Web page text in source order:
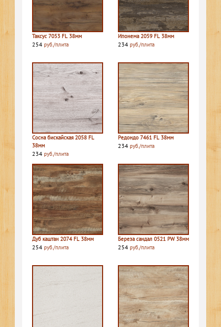
Таксус 7053 FL 38мм
254 руб./плита
Ипонема 2059 FL 38мм
234 руб./плита
Сосна бискайская 2058 FL
38мм
234 руб./плита
Редондо 7461 FL 38мм
234 руб./плита
Дуб каштан 2074 FL 38мм
254 руб./плита
Береза сандал 0521 PW 38мм
254 руб./плита